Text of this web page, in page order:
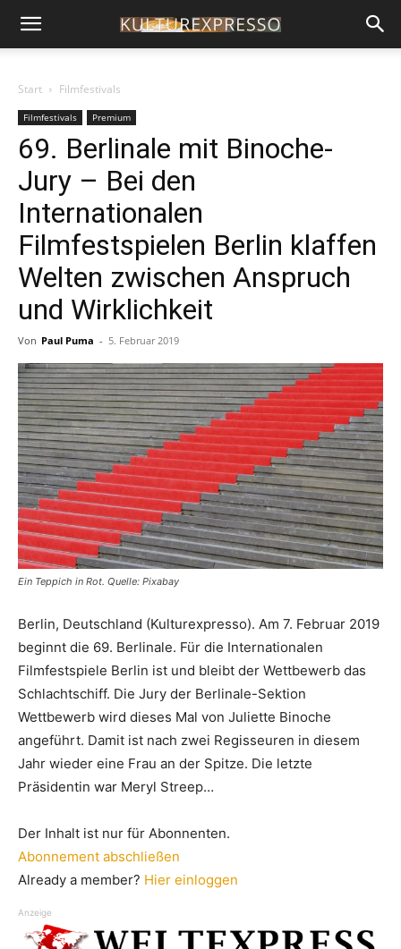
Start Filmfestivals
Filmfestivals Premium
69. Berlinale mit Binoche-
Jury – Bei den
Internationalen
Filmfestspielen Berlin klaffen
Welten zwischen Anspruch
und Wirklichkeit
Von Paul Puma - 5. Februar 2019
Ein Teppich in Rot. Quelle: Pixabay
Berlin, Deutschland (Kulturexpresso). Am 7. Februar 2019
beginnt die 69. Berlinale. Für die Internationalen
Filmfestspiele Berlin ist und bleibt der Wettbewerb das
Schlachtschiff. Die Jury der Berlinale-Sektion
Wettbewerb wird dieses Mal von Juliette Binoche
angeführt. Damit ist nach zwei Regisseuren in diesem
Jahr wieder eine Frau an der Spitze. Die letzte
Präsidentin war Meryl Streep…
Der Inhalt ist nur für Abonnenten.
Abonnement abschließen
Already a member? Hier einloggen
Anzeige